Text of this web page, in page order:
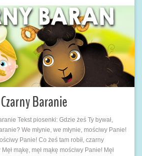
Baranie
Tekst piosenki: Gdzie żeś Ty bywał,
We młynie, we młynie, mościwy Panie!
Panie! Co żeś tam robił, czarny
mąkę, męł mąkę mościwy Panie! Męł